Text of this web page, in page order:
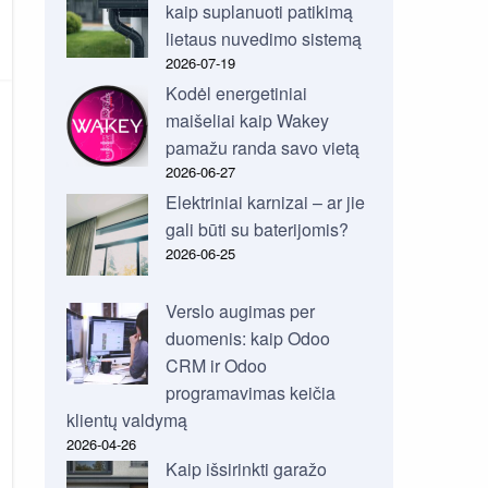
kaip suplanuoti patikimą
lietaus nuvedimo sistemą
2026-07-19
Kodėl energetiniai
maišeliai kaip Wakey
pamažu randa savo vietą
2026-06-27
Elektriniai karnizai – ar jie
gali būti su baterijomis?
2026-06-25
Verslo augimas per
duomenis: kaip Odoo
CRM ir Odoo
programavimas keičia
klientų valdymą
2026-04-26
Kaip išsirinkti garažo